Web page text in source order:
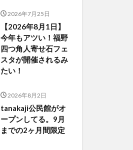
2026年7月25日
【2026年8月1日】
今年もアツい！福野
四つ角人寄せ石フェ
スタが開催されるみ
たい！
2026年8月2日
tanakaji公民館がオ
ープンしてる。9月
までの2ヶ月間限定